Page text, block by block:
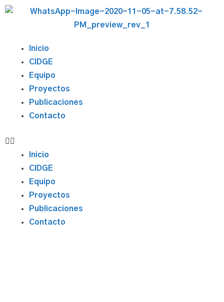
Inicio
CIDGE
Equipo
Proyectos
Publicaciones
Contacto
Inicio
CIDGE
Equipo
Proyectos
Publicaciones
Contacto